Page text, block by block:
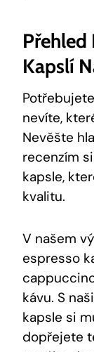
Přehled
Kapslí
nevíte,
Nevěšte
recenzím
kapsle,
kvalitu.
V našem
espresso
kávu. S
kapsle si
dopřejete